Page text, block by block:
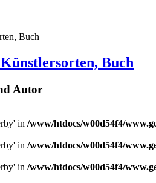
Buch
Autor
in /www/htdocs/w00d54f4/
in /www/htdocs/w00d54f4/
in /www/htdocs/w00d54f4/